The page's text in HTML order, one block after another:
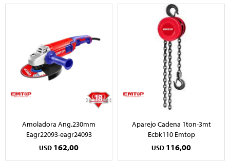
Amoladora Ang.230mm
Eagr22093-eagr24093
USD 162,00
Aparejo Cadena 1ton-3mt
Ecbk110 Emtop
USD 116,00